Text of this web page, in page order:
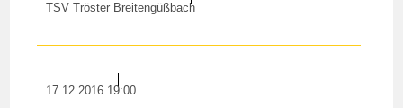
TSV Tröster Breitengüßbach
17.12.2016 19:00